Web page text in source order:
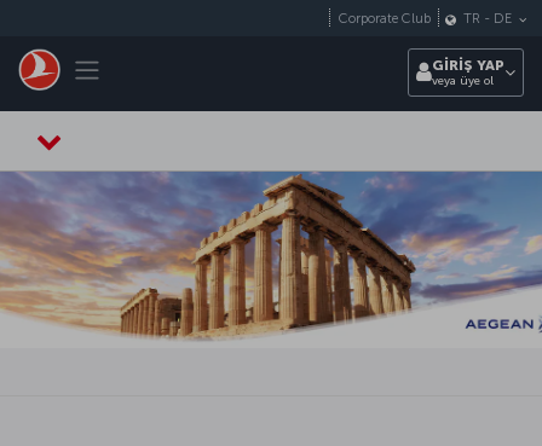
Toggle navigation
Corporate Club TR - DE
GİRİŞ YAP
veya üye ol